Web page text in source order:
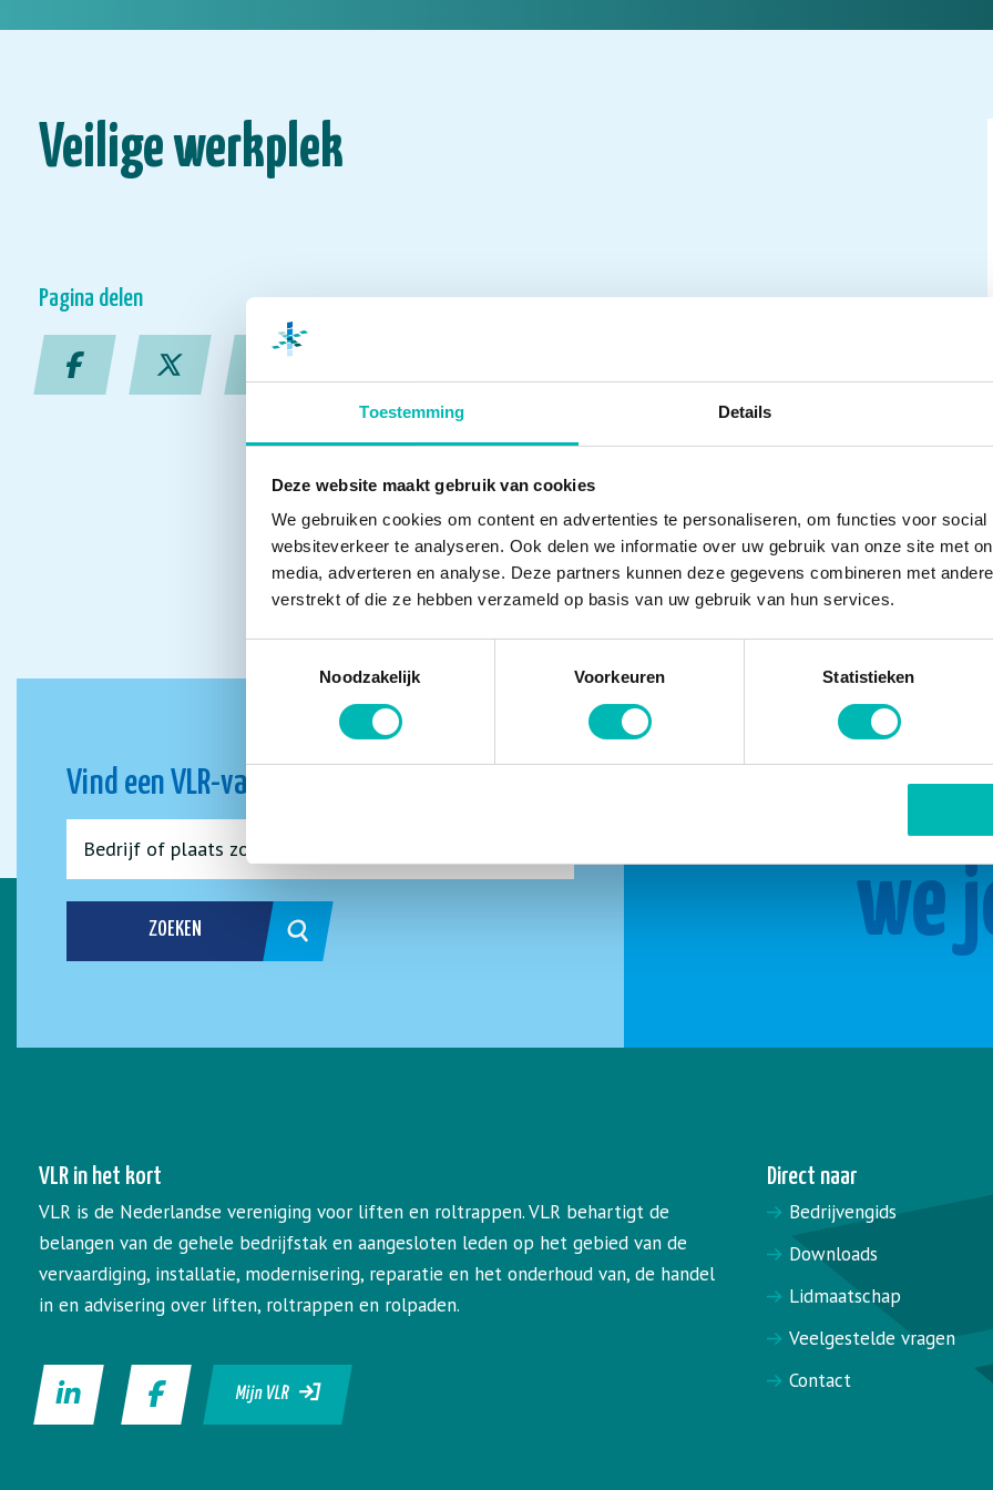
Toestemming Details
Deze website maakt gebruik van cookies
We gebruiken cookies om content en advertenties te personaliseren, om functies voor
websiteverkeer te analyseren. Ook delen we informatie over uw gebruik van onze site met
media, adverteren en analyse. Deze partners kunnen deze gegevens combineren met
verstrekt of die ze hebben verzameld op basis van uw gebruik van hun services.
Noodzakelijk
Voorkeuren Statistieken
Veilige werkplek
Pagina delen
Vind een VLR-vakbedrijf bij jou in de buurt
ZOEKEN
we
VLR in het kort
VLR is de Nederlandse vereniging voor liften en roltrappen. VLR behartigt de
belangen van de gehele bedrijfstak en aangesloten leden op het gebied van de
vervaardiging, installatie, modernisering, reparatie en het onderhoud van, de handel
in en advisering over liften, roltrappen en rolpaden.
Mijn VLR
Direct naar
Bedrijvengids
Downloads
Lidmaatschap
Veelgestelde vragen
Contact